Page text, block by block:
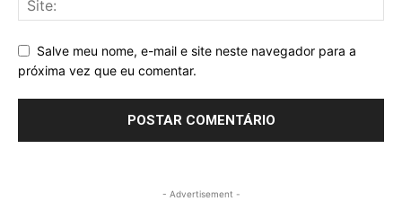
Salve meu nome, e-mail e site neste navegador para a
próxima vez que eu comentar.
- Advertisement -